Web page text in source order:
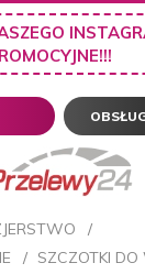
SZCZOTKI